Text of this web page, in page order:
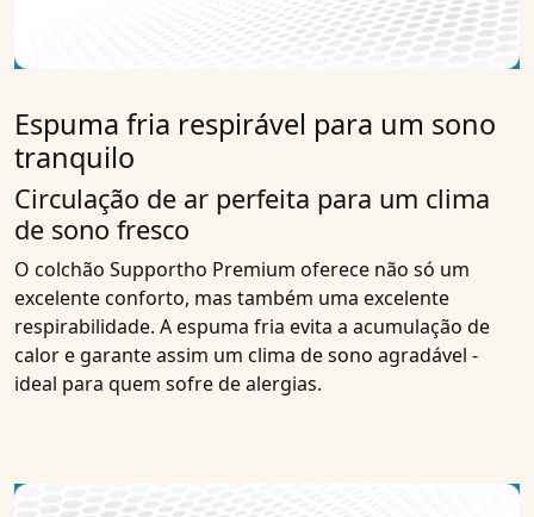
Espuma fria respirável para um sono
tranquilo
Circulação de ar perfeita para um clima
de sono fresco
O colchão Supportho Premium oferece não só um
excelente conforto, mas também uma excelente
respirabilidade. A espuma fria evita a acumulação de
calor e garante assim um clima de sono agradável -
ideal para quem sofre de alergias.